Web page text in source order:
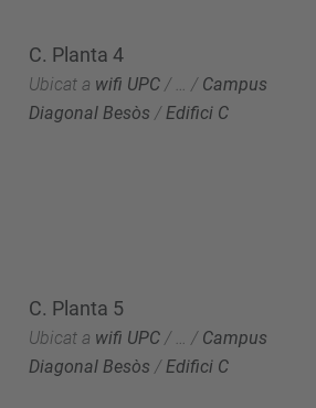
C. Planta 4
Ubicat a wifi UPC / … / Campus
Diagonal Besòs /Edifici C
C. Planta 5
Ubicat a wifi UPC / / Campus
Diagonal Besòs / Edifici C